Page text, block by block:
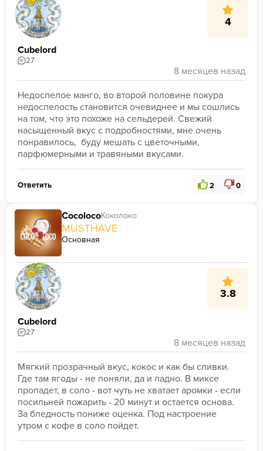
4
Cubelord
27
Недоспелое манго, во второй половине покура
недоспелость становится очевиднее и мы сошлись
на том, что это похоже на сельдерей. Свежий
насыщенный вкус с подробностями, мне очень
понравилось,  буду мешать с цветочными,
парфюмерными и травяными вкусами.
Ответить 2 0
CocolocoКоколоко
MUSTHAVE
Основная
3.8
Cubelord
27
Мягкий прозрачный вкус, кокос и как бы сливки.
Где там ягоды - не поняли, да и ладно. В миксе
пропадет, в соло - вот чуть не хватает аромки - если
посильней пожарить - 20 минут и остается основа.
За бледность пониже оценка. Под настроение
утром с кофе в соло пойдет.